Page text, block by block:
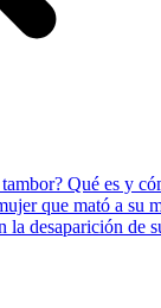
Qué es y
que mató a su
la desaparición de